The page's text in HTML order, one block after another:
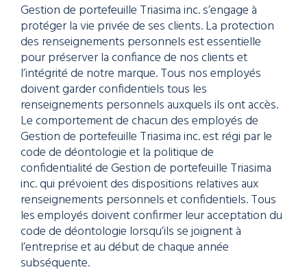
Gestion de portefeuille Triasima inc. s’engage à
protéger la vie privée de ses clients. La protection
des renseignements personnels est essentielle
pour préserver la confiance de nos clients et
l’intégrité de notre marque. Tous nos employés
doivent garder confidentiels tous les
renseignements personnels auxquels ils ont accès.
Le comportement de chacun des employés de
Gestion de portefeuille Triasima inc. est régi par le
code de déontologie et la politique de
confidentialité de Gestion de portefeuille Triasima
inc. qui prévoient des dispositions relatives aux
renseignements personnels et confidentiels. Tous
les employés doivent confirmer leur acceptation du
code de déontologie lorsqu’ils se joignent à
l’entreprise et au début de chaque année
subséquente.